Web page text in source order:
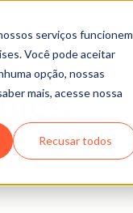
serviços funcionem
Você pode aceitar
opção, nossas
mais, acesse nossa
Recusar todos
da HubSpot.